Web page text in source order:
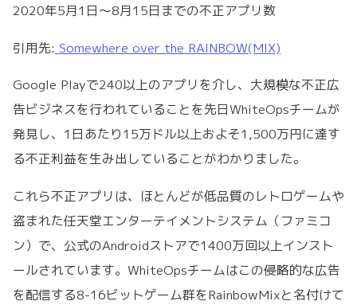
2020年5月1日～8月15日までの不正アプリ数
引用先: Somewhere over the RAINBOW(MIX)
Google Playで240以上のアプリを介し、大規模な不正広
告ビジネスを行われていることを先日WhiteOpsチームが
発見し、1日あたり15万ドル以上およそ1,500万円に達す
る不正利益を生み出していることがわかりました。
これら不正アプリは、ほとんどが低品質のレトロゲームや
盗まれた任天堂エンターテイメントシステム（ファミコ
ン）で、公式のAndroidストアで1400万回以上インスト
ールされています。WhiteOpsチームはこの侵略的な広告
を配信する8-16ビットゲーム群をRainbowMixと名付けて